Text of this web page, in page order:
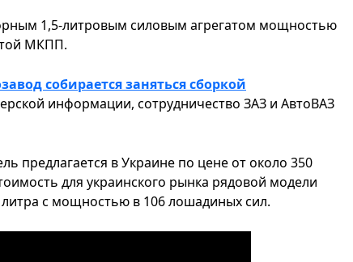
1,5-литровым силовым агрегатом мощностью
​​МКПП.
собирается заняться сборкой
информации, сотрудничество ЗАЗ и АвтоВАЗ
предлагается в Украине по цене от около 350
для украинского рынка рядовой модели
литра с мощностью в 106 лошадиных сил.